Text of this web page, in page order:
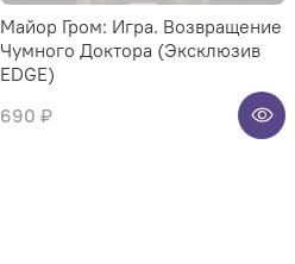
Майор Гром: Игра. Возвращение
Чумного Доктора (Эксклюзив
EDGE)
690 ₽